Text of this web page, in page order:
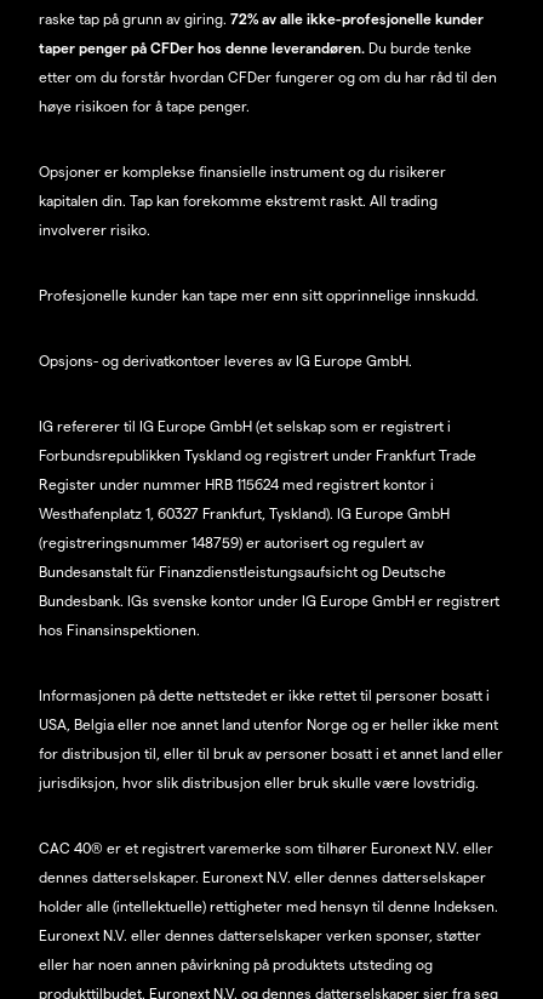
raske tap på grunn av giring. 72% av alle ikke-profesjonelle kunder
taper penger på CFDer hos denne leverandøren. Du burde tenke
etter om du forstår hvordan CFDer fungerer og om du har råd til den
høye risikoen for å tape penger.
Opsjoner er komplekse finansielle instrument og du risikerer
kapitalen din. Tap kan forekomme ekstremt raskt. All trading
involverer risiko.
Profesjonelle kunder kan tape mer enn sitt opprinnelige innskudd.
Opsjons- og derivatkontoer leveres av IG Europe GmbH.
IG refererer til IG Europe GmbH (et selskap som er registrert i
Forbundsrepublikken Tyskland og registrert under Frankfurt Trade
Register under nummer HRB 115624 med registrert kontor i
Westhafenplatz 1, 60327 Frankfurt, Tyskland). IG Europe GmbH
(registreringsnummer 148759) er autorisert og regulert av
Bundesanstalt für Finanzdienstleistungsaufsicht og Deutsche
Bundesbank. IGs svenske kontor under IG Europe GmbH er registrert
hos Finansinspektionen.
Informasjonen på dette nettstedet er ikke rettet til personer bosatt i
USA, Belgia eller noe annet land utenfor Norge og er heller ikke ment
for distribusjon til, eller til bruk av personer bosatt i et annet land eller
jurisdiksjon, hvor slik distribusjon eller bruk skulle være lovstridig.
CAC 40® er et registrert varemerke som tilhører Euronext N.V. eller
dennes datterselskaper. Euronext N.V. eller dennes datterselskaper
holder alle (intellektuelle) rettigheter med hensyn til denne Indeksen.
Euronext N.V. eller dennes datterselskaper verken sponser, støtter
eller har noen annen påvirkning på produktets utsteding og
produkttilbudet. Euronext N.V. og dennes datterselskaper sier fra seg